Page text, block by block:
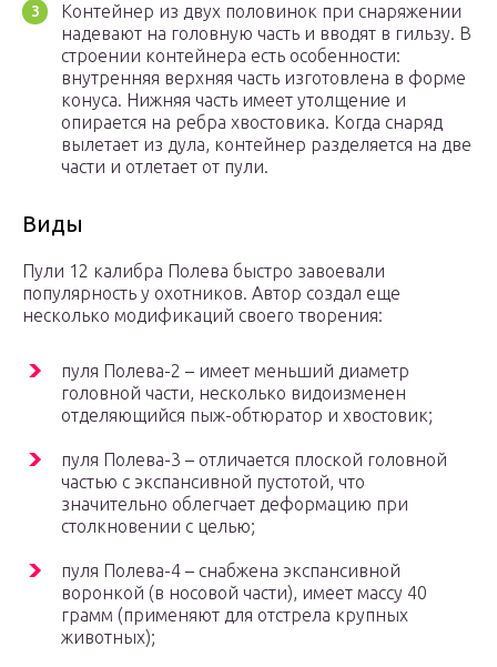
Контейнер из двух половинок при снаряжении
надевают на головную часть и вводят в гильзу. В
строении контейнера есть особенности:
внутренняя верхняя часть изготовлена в форме
конуса. Нижняя часть имеет утолщение и
опирается на ребра хвостовика. Когда снаряд
вылетает из дула, контейнер разделяется на две
части и отлетает от пули.
Виды
Пули 12 калибра Полева быстро завоевали
популярность у охотников. Автор создал еще
несколько модификаций своего творения:
пуля Полева-2 – имеет меньший диаметр
головной части, несколько видоизменен
отделяющийся пыж-обтюратор и хвостовик;
пуля Полева-3 – отличается плоской головной
частью с экспансивной пустотой, что
значительно облегчает деформацию при
столкновении с целью;
пуля Полева-4 – снабжена экспансивной
воронкой (в носовой части), имеет массу 40
грамм (применяют для отстрела крупных
животных);